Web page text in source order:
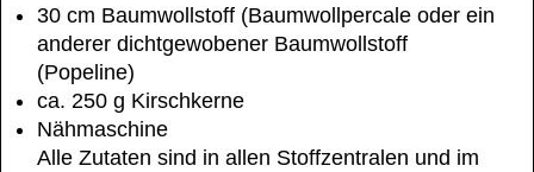
30 cm Baumwollstoff (Baumwollpercale oder ein
anderer dichtgewobener Baumwollstoff
(Popeline)
ca. 250 g Kirschkerne
Nähmaschine
Alle Zutaten sind in allen Stoffzentralen und im